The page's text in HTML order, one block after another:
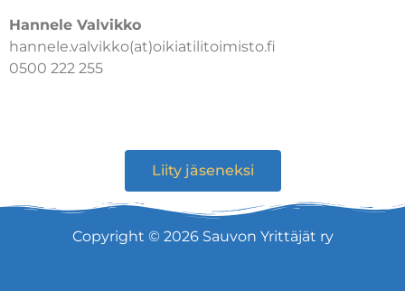
Hannele Valvikko
hannele.valvikko(at)oikiatilitoimisto.fi
0500 222 255
Liity jäseneksi
Copyright © 2026 Sauvon Yrittäjät ry